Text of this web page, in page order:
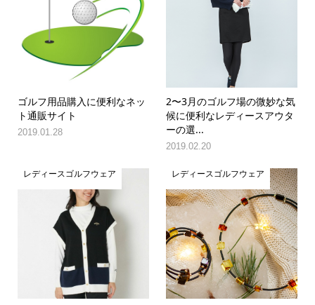
ゴルフ用品購入に便利なネッ
ト通販サイト
2019.01.28
2〜3月のゴルフ場の微妙な気
候に便利なレディースアウタ
ーの選...
2019.02.20
レディースゴルフウェア レディースゴルフウェア